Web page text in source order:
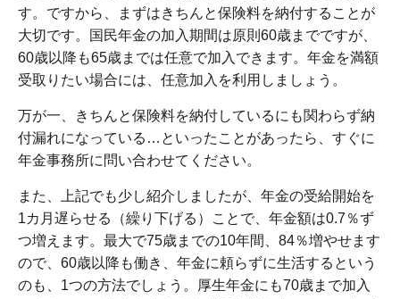
す。ですから、まずはきちんと保険料を納付することが
大切です。国民年金の加入期間は原則60歳までですが、
60歳以降も65歳までは任意で加入できます。年金を満額
受取りたい場合には、任意加入を利用しましょう。
万が一、きちんと保険料を納付しているにも関わらず納
付漏れになっている…といったことがあったら、すぐに
年金事務所に問い合わせてください。
また、上記でも少し紹介しましたが、年金の受給開始を
1カ月遅らせる（繰り下げる）ことで、年金額は0.7％ず
つ増えます。最大で75歳までの10年間、84％増やせます
ので、60歳以降も働き、年金に頼らずに生活するという
のも、1つの方法でしょう。厚生年金にも70歳まで加入